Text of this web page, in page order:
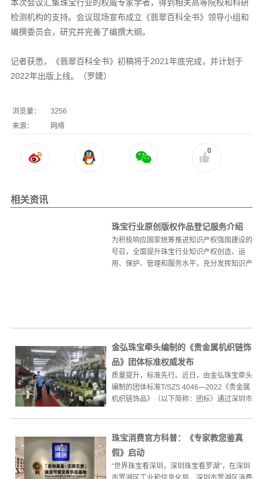
本次会议汇集珠宝行业的权威专家学者，得到相关高等院校和科研
检测机构的支持。会议现场宣布成立《翡翠百科全书》领导小组和
编撰委员会，研究并完善了编撰大纲。
记者获悉，《翡翠百科全书》初稿将于2021年底完成，并计划于
2022年出版上线。（罗婕）
浏览量：
3256
来源：
网络
0
相关资讯
珠宝行业原创版权作品登记服务介绍
为积极响应国家统筹推进知识产权强国建设的
号召，全面提升珠宝行业知识产权创造、运
用、保护、管理和服务水平，充分发挥知识产
金弘珠宝牵头编制的《贵金属机织链饰
品》团体标准权威发布
质量提升，标准先行。近日，由金弘珠宝牵头
编制的团体标准T/SZS 4046—2022《贵金属
机织链饰品》（以下简称：团标）通过深圳市
珠宝消费官方科普：《专家教您鉴真
假》启动
“世界珠宝看深圳，深圳珠宝看罗湖”，在深圳